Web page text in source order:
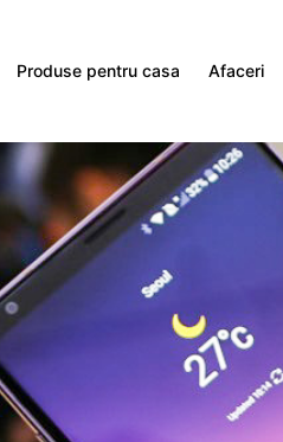
Produse pentru casa Afaceri